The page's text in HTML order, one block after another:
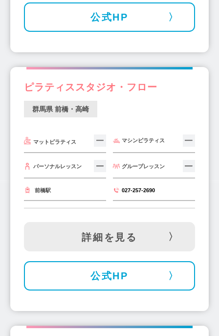
公式HP
ピラティススタジオ・フロー
群馬県 前橋・高崎
マットピラティス マシンピラティス
パーソナルレッスン グループレッスン
前橋駅 027-257-2690
詳細を見る
公式HP